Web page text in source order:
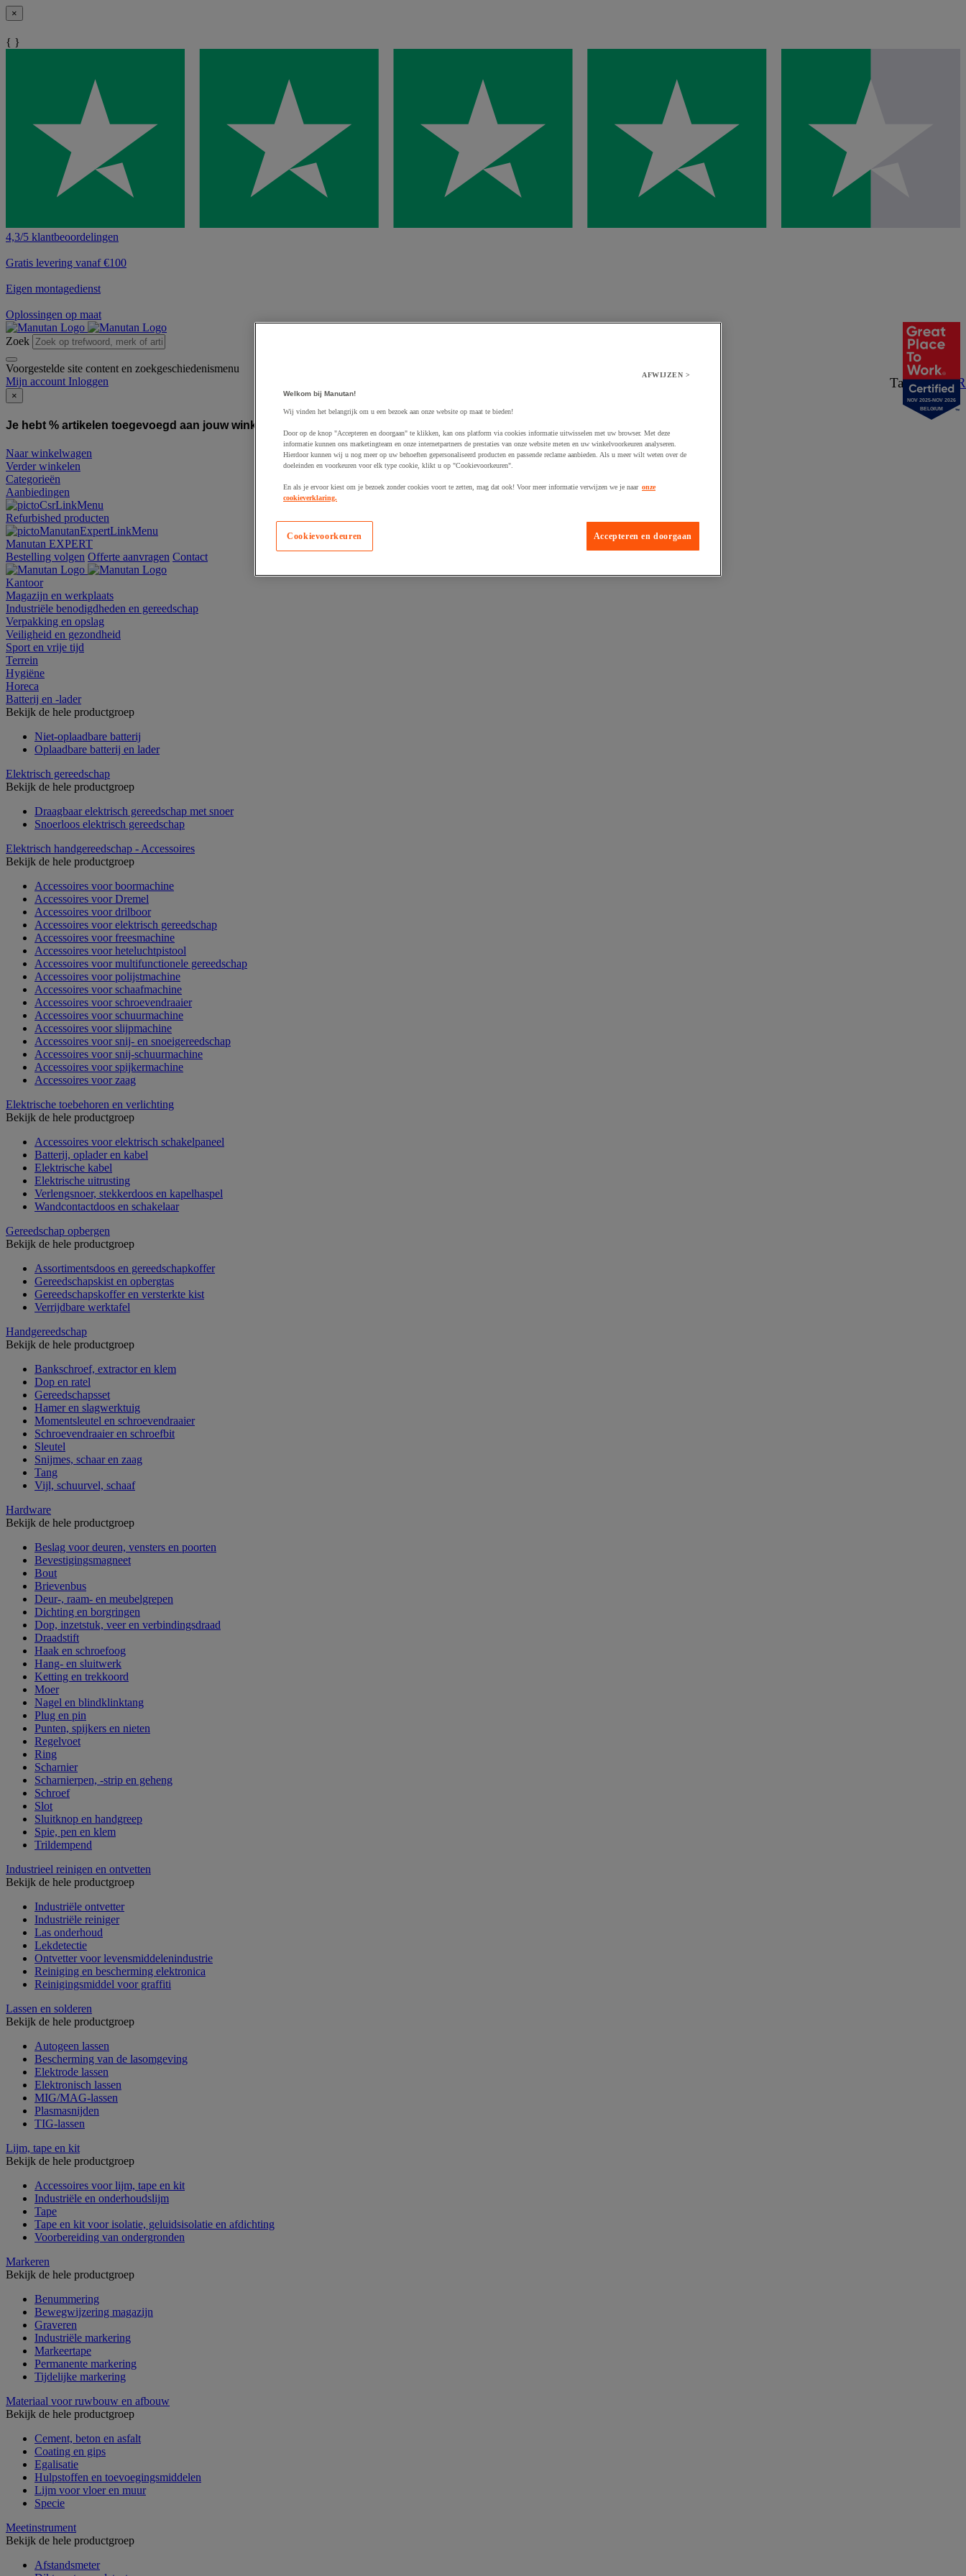
×
{ }
4,3/5 klantbeoordelingen
Gratis levering vanaf €100
Eigen montagedienst
Oplossingen op maat
Zoek
Voorgestelde site content en zoekgeschiedenismenu
Taal:NL/FR
Mijn account Inloggen
×
Je hebt % artikelen toegevoegd aan jouw winkelwagen:
Naar winkelwagen
Verder winkelen
Categorieën
Aanbiedingen
Refurbished producten
Manutan EXPERT
Bestelling volgen Offerte aanvragen Contact
Kantoor
Magazijn en werkplaats
Industriële benodigdheden en gereedschap
Verpakking en opslag
Veiligheid en gezondheid
Sport en vrije tijd
Terrein
Hygiëne
Horeca
Batterij en -lader
Bekijk de hele productgroep
Niet-oplaadbare batterij
Oplaadbare batterij en lader
Elektrisch gereedschap
Bekijk de hele productgroep
Draagbaar elektrisch gereedschap met snoer
Snoerloos elektrisch gereedschap
Elektrisch handgereedschap - Accessoires
Bekijk de hele productgroep
Accessoires voor boormachine
Accessoires voor Dremel
Accessoires voor drilboor
Accessoires voor elektrisch gereedschap
Accessoires voor freesmachine
Accessoires voor heteluchtpistool
Accessoires voor multifunctionele gereedschap
Accessoires voor polijstmachine
Accessoires voor schaafmachine
Accessoires voor schroevendraaier
Accessoires voor schuurmachine
Accessoires voor slijpmachine
Accessoires voor snij- en snoeigereedschap
Accessoires voor snij-schuurmachine
Accessoires voor spijkermachine
Accessoires voor zaag
Elektrische toebehoren en verlichting
Bekijk de hele productgroep
Accessoires voor elektrisch schakelpaneel
Batterij, oplader en kabel
Elektrische kabel
Elektrische uitrusting
Verlengsnoer, stekkerdoos en kapelhaspel
Wandcontactdoos en schakelaar
Gereedschap opbergen
Bekijk de hele productgroep
Assortimentsdoos en gereedschapkoffer
Gereedschapskist en opbergtas
Gereedschapskoffer en versterkte kist
Verrijdbare werktafel
Handgereedschap
Bekijk de hele productgroep
Bankschroef, extractor en klem
Dop en ratel
Gereedschapsset
Hamer en slagwerktuig
Momentsleutel en schroevendraaier
Schroevendraaier en schroefbit
Sleutel
Snijmes, schaar en zaag
Tang
Vijl, schuurvel, schaaf
Hardware
Bekijk de hele productgroep
Beslag voor deuren, vensters en poorten
Bevestigingsmagneet
Bout
Brievenbus
Deur-, raam- en meubelgrepen
Dichting en borgringen
Dop, inzetstuk, veer en verbindingsdraad
Draadstift
Haak en schroefoog
Hang- en sluitwerk
Ketting en trekkoord
Moer
Nagel en blindklinktang
Plug en pin
Punten, spijkers en nieten
Regelvoet
Ring
Scharnier
Scharnierpen, -strip en geheng
Schroef
Slot
Sluitknop en handgreep
Spie, pen en klem
Trildempend
Industrieel reinigen en ontvetten
Bekijk de hele productgroep
Industriële ontvetter
Industriële reiniger
Las onderhoud
Lekdetectie
Ontvetter voor levensmiddelenindustrie
Reiniging en bescherming elektronica
Reinigingsmiddel voor graffiti
Lassen en solderen
Bekijk de hele productgroep
Autogeen lassen
Bescherming van de lasomgeving
Elektrode lassen
Elektronisch lassen
MIG/MAG-lassen
Plasmasnijden
TIG-lassen
Lijm, tape en kit
Bekijk de hele productgroep
Accessoires voor lijm, tape en kit
Industriële en onderhoudslijm
Tape
Tape en kit voor isolatie, geluidsisolatie en afdichting
Voorbereiding van ondergronden
Markeren
Bekijk de hele productgroep
Benummering
Bewegwijzering magazijn
Graveren
Industriële markering
Markeertape
Permanente markering
Tijdelijke markering
Materiaal voor ruwbouw en afbouw
Bekijk de hele productgroep
Cement, beton en asfalt
Coating en gips
Egalisatie
Hulpstoffen en toevoegingsmiddelen
Lijm voor vloer en muur
Specie
Meetinstrument
Bekijk de hele productgroep
Afstandsmeter
NOV 2025-NOV 2026
BELGIUM
AFWIJZEN >
Welkom bij Manutan!
Wij vinden het belangrijk om u een bezoek aan onze website op maat te bieden!
Door op de knop "Accepteren en doorgaan" te klikken, kan ons platform via cookies informatie uitwisselen met uw browser. Met deze
informatie kunnen ons marketingteam en onze internetpartners de prestaties van onze website meten en uw winkelvoorkeuren analyseren.
Hierdoor kunnen wij u nog meer op uw behoeften gepersonaliseerd producten en passende reclame aanbieden. Als u meer wilt weten over de
doeleinden en voorkeuren voor elk type cookie, klikt u op "Cookievoorkeuren".
En als je ervoor kiest om je bezoek zonder cookies voort te zetten, mag dat ook! Voor meer informatie verwijzen we je naar onze
cookieverklaring.
Accepteren en doorgaan
Cookievoorkeuren